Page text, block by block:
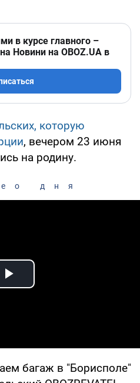
в курсе главного –
Новини на OBOZ.UA в
которую
, вечером 23 июня
на родину.
дня
Play Video
багаж в "Борисполе"